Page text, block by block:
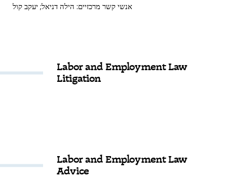
Labor and Employment Law
Litigation
Labor and Employment Law
Advice
אנשי קשר מרכזיים: הילה דניאל; יעקב קול